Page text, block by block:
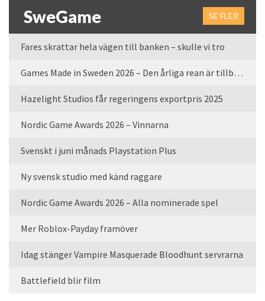
SweGame SE FLER
Fares skrattar hela vägen till banken – skulle vi tro
Games Made in Sweden 2026 – Den årliga rean är tillbaka
Hazelight Studios får regeringens exportpris 2025
Nordic Game Awards 2026 – Vinnarna
Svenskt i juni månads Playstation Plus
Ny svensk studio med känd raggare
Nordic Game Awards 2026 – Alla nominerade spel
Mer Roblox-Payday framöver
Idag stänger Vampire Masquerade Bloodhunt servrarna
Battlefield blir film